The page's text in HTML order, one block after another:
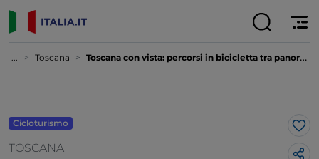
... Toscana Toscana con vista: percorsi in bicicletta tra panorami mozzafiato
Cicloturismo
TOSCANA